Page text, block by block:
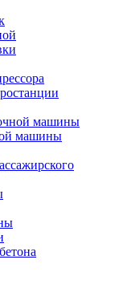
машины
машины